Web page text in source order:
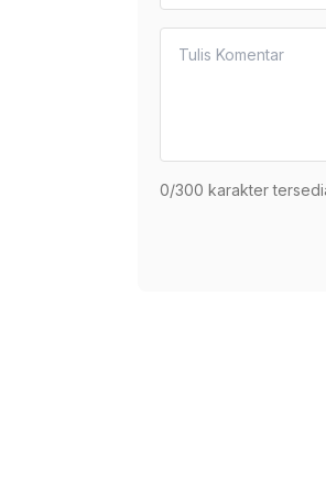
0/300 karakter